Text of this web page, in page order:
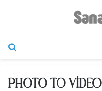
PHOTO TO VIDEO